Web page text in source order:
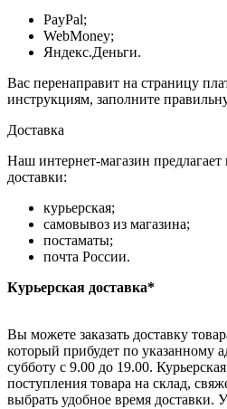
PayPal;
WebMoney;
Яндекс.Деньги.
Вас перенаправит на страницу
инструкциям, заполните
Доставка
Наш интернет-магазин предлагает
доставки:
курьерская;
самовывоз из магазина;
постаматы;
почта России.
Курьерская доставка*
Вы можете заказать доставку
который прибудет по указанному
субботу с 9.00 до 19.00.
поступления товара на склад,
выбрать удобное время доставки.